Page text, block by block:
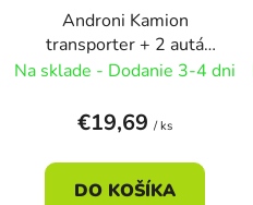
Androni Kamion
transporter + 2 autá
53cm - pretekárske
Na sklade - Dodanie 3-4 dni
€19,69 / ks
DO KOŠÍKA